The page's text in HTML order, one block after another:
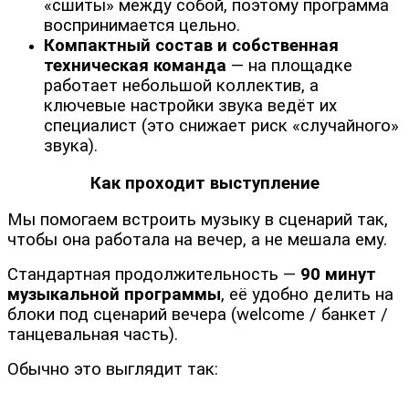
«сшиты» между собой, поэтому программа
воспринимается цельно.
Компактный состав и собственная
техническая команда — на площадке
работает небольшой коллектив, а
ключевые настройки звука ведёт их
специалист (это снижает риск «случайного»
звука).
Как проходит выступление
Мы помогаем встроить музыку в сценарий так,
чтобы она работала на вечер, а не мешала ему.
Стандартная продолжительность — 90 минут
музыкальной программы, её удобно делить на
блоки под сценарий вечера (welcome / банкет /
танцевальная часть).
Обычно это выглядит так: